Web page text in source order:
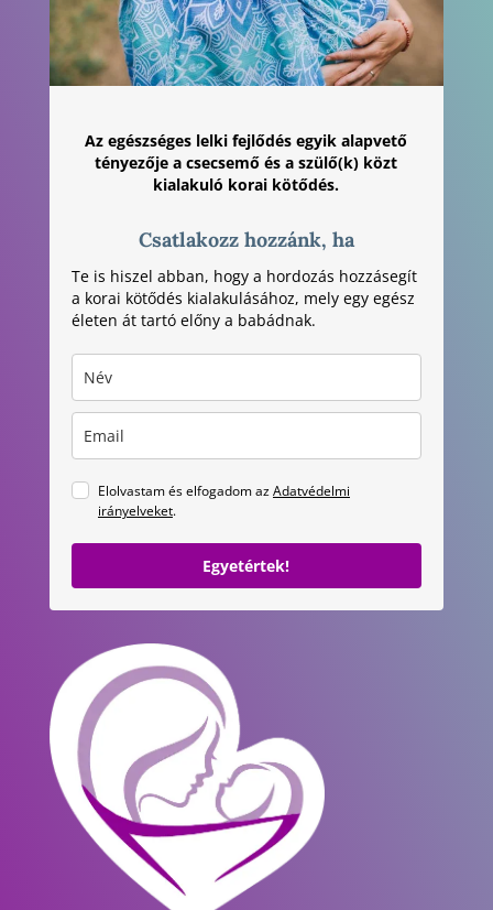
Az egészséges lelki fejlődés egyik alapvető
tényezője a csecsemő és a szülő(k) közt
kialakuló korai kötődés.
Csatlakozz hozzánk, ha
Te is hiszel abban, hogy a hordozás hozzásegít
a korai kötődés kialakulásához, mely egy egész
életen át tartó előny a babádnak.
Elolvastam és elfogadom azAdatvédelmi
irányelveket.
Egyetértek!